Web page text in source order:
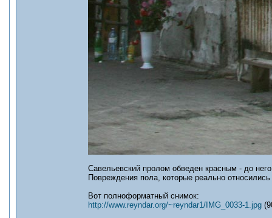
Савельевский пролом обведен красным - до
Повреждения пола, которые реально
Вот полноформатный снимок:
http://www.reyndar.org/~reyndar1/IMG_0033-1.jpg